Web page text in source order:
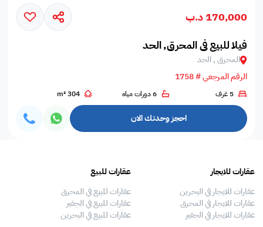
170,000 د.ب
فيلا للبيع في المحرق, الحد
المحرق , الحد
الرقم المرجعي # 1758
5 غرف 6 دورات مياه 304 m²
احجز وحدتك الان
عقارات للايجار
عقارات للايجار في البحرين
عقارات للايجار في المحرق
عقارات للايجار في الجفير
عقارات للبيع
عقارات للبيع في المحرق
عقارات للبيع في الجفير
عقارات للبيع في البحرين